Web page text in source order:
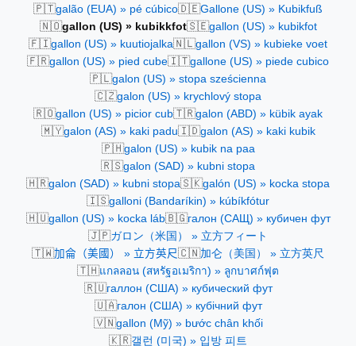
🇵🇹galão (EUA) » pé cúbico🇩🇪Gallone (US) » Kubikfuß
🇳🇴gallon (US) » kubikkfot🇸🇪gallon (US) » kubikfot
🇫🇮gallon (US) » kuutiojalka🇳🇱gallon (VS) » kubieke voet
🇫🇷gallon (US) » pied cube🇮🇹gallone (US) » piede cubico
🇵🇱galon (US) » stopa sześcienna
🇨🇿galon (US) » krychlový stopa
🇷🇴gallon (US) » picior cub🇹🇷galon (ABD) » kübik ayak
🇲🇾galon (AS) » kaki padu🇮🇩galon (AS) » kaki kubik
🇵🇭galon (US) » kubik na paa
🇷🇸galon (SAD) » kubni stopa
🇭🇷galon (SAD) » kubni stopa🇸🇰galón (US) » kocka stopa
🇮🇸galloni (Bandaríkin) » kúbíkfótur
🇭🇺gallon (US) » kocka láb🇧🇬галон (САЩ) » кубичен фут
🇯🇵ガロン（米国） » 立方フィート
🇹🇼加侖（美國） » 立方英尺🇨🇳加仑（美国） » 立方英尺
🇹🇭แกลลอน (สหรัฐอเมริกา) » ลูกบาศก์ฟุต
🇷🇺галлон (США) » кубический фут
🇺🇦галон (США) » кубічний фут
🇻🇳gallon (Mỹ) » bước chân khối
🇰🇷갤런 (미국) » 입방 피트